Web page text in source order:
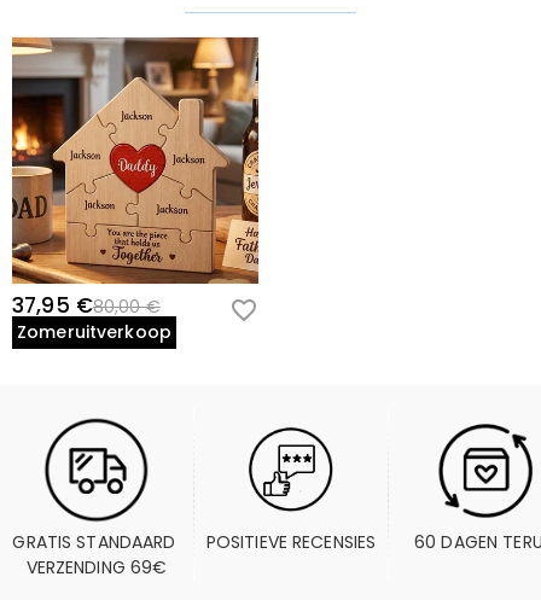
37,95 €80,00 €
Zomeruitverkoop
GRATIS STANDAARD
VERZENDING 69€
POSITIEVE RECENSIES 60 DAGEN